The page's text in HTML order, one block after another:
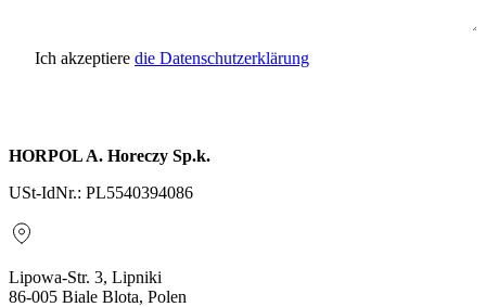
Ich akzeptiere die Datenschutzerklärung
HORPOL A. Horeczy Sp.k.
USt-IdNr.: PL5540394086
Lipowa-Str. 3, Lipniki
86-005 Biale Blota, Polen